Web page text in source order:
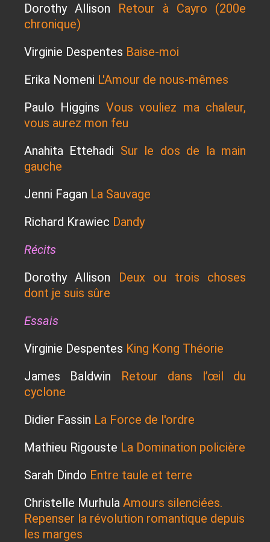
Dorothy Allison Retour à Cayro (200e
chronique)
Virginie Despentes Baise-moi
Erika Nomeni L'Amour de nous-mêmes
Paulo Higgins Vous vouliez ma chaleur,
vous aurez mon feu
Anahita Ettehadi Sur le dos de la main
gauche
Jenni Fagan La Sauvage
Richard Krawiec Dandy
Récits
Dorothy Allison Deux ou trois choses
dont je suis sûre
Essais
Virginie Despentes King Kong Théorie
James Baldwin Retour dans l’œil du
cyclone
Didier Fassin La Force de l'ordre
Mathieu Rigouste La Domination policière
Sarah Dindo Entre taule et terre
Christelle Murhula Amours silenciées.
Repenser la révolution romantique depuis
les marges